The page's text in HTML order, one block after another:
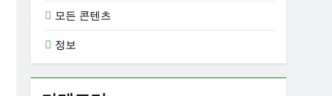
모든 콘텐츠
정보